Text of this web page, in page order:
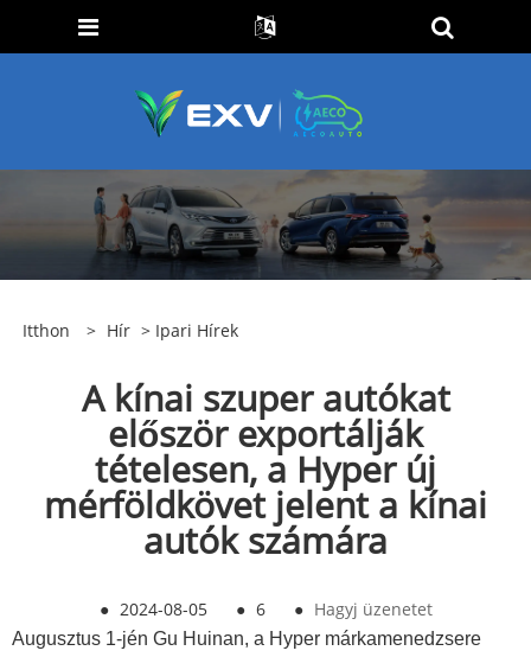
Itthon > Hír > Ipari Hírek
A kínai szuper autókat
először exportálják
tételesen, a Hyper új
mérföldkövet jelent a kínai
autók számára
● 2024-08-05 ● 6 ● Hagyj üzenetet
Augusztus 1-jén Gu Huinan, a Hyper márkamenedzsere